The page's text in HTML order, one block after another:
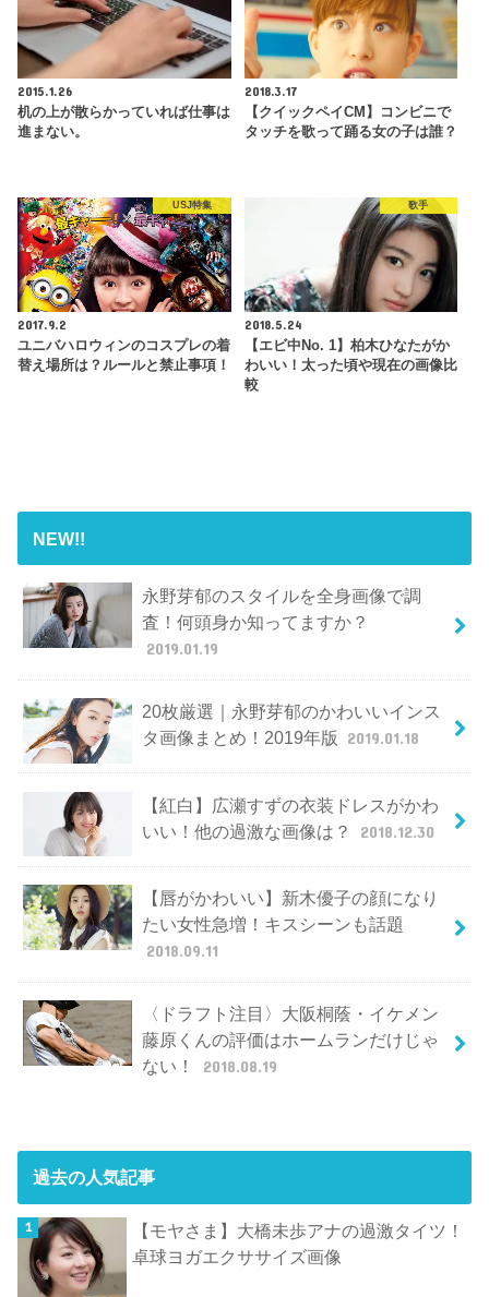
2015.1.26
机の上が散らかっていれば仕事は
進まない。
2018.3.17
【クイックペイCM】コンビニで
タッチを歌って踊る女の子は誰？
USJ特集
2017.9.2
ユニバハロウィンのコスプレの着
替え場所は？ルールと禁止事項！
歌手
2018.5.24
【エビ中No. 1】柏木ひなたがか
わいい！太った頃や現在の画像比
較
NEW!!
永野芽郁のスタイルを全身画像で調
査！何頭身か知ってますか？
2019.01.19
20枚厳選｜永野芽郁のかわいいインス
タ画像まとめ！2019年版
2019.01.18
【紅白】広瀬すずの衣装ドレスがかわ
いい！他の過激な画像は？
2018.12.30
【唇がかわいい】新木優子の顔になり
たい女性急増！キスシーンも話題
2018.09.11
〈ドラフト注目〉大阪桐蔭・イケメン
藤原くんの評価はホームランだけじゃ
ない！
2018.08.19
過去の人気記事
【モヤさま】大橋未歩アナの過激タイツ！
卓球ヨガエクササイズ画像